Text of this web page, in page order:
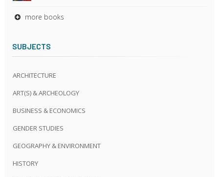
more books
SUBJECTS
ARCHITECTURE
ART(S) & ARCHEOLOGY
BUSINESS & ECONOMICS
GENDER STUDIES
GEOGRAPHY & ENVIRONMENT
HISTORY